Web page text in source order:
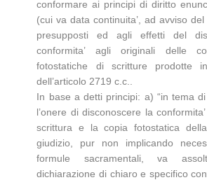
conformare ai principi di diritto
(cui va data continuita’, ad avviso
presupposti ed agli effetti del
conformita’ agli originali delle
fotostatiche di scritture prodotte
dell’articolo 2719 c.c..
In base a detti principi: a) “in tema
l’onere di disconoscere la
scrittura e la copia fotostatica
giudizio, pur non implicando
formule sacramentali, va
dichiarazione di chiaro e specifico